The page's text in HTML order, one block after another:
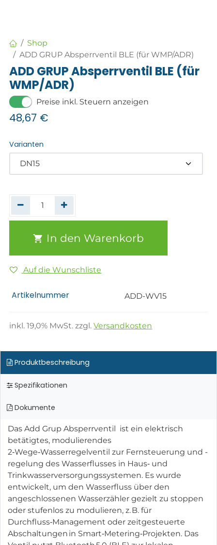
Shop
ADD GRUP Absperrventil BLE (für WMP/ADR)
ADD GRUP Absperrventil BLE (für
WMP/ADR)
Preise inkl. Steuern anzeigen
48,67 €
Varianten
In den Warenkorb
Auf die Wunschliste
Artikelnummer ADD-WV15
inkl.19,0% MwSt. zzgl.Versandkosten
Produktbeschreibung
Spezifikationen
Dokumente
Das Add Grup Absperrventil ​ ist ein elektrisch
betätigtes, modulierendes
2‑Wege‑Wasserregelventil zur Fernsteuerung und -
regelung des Wasserflusses in Haus‑ und
Trinkwasserversorgungssystemen. Es wurde
entwickelt, um den Wasserfluss über den
angeschlossenen Wasserzähler gezielt zu stoppen
oder stufenlos zu modulieren, z. B. für
Durchfluss‑Management oder zeitgesteuerte
Abschaltungen in Smart‑Metering‑Projekten. Das